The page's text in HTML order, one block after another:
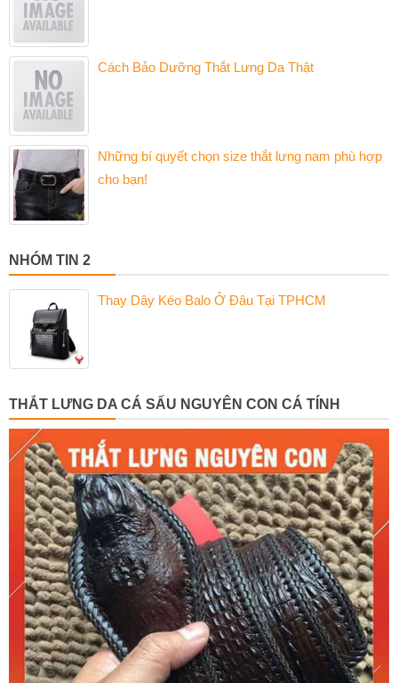
Cách Bảo Dưỡng Thắt Lưng Da Thật
Những bí quyết chọn size thắt lưng nam phù hợp
cho bạn!
NHÓM TIN 2
Thay Dây Kéo Balo Ở Đâu Tại TPHCM
THẮT LƯNG DA CÁ SẤU NGUYÊN CON CÁ TÍNH